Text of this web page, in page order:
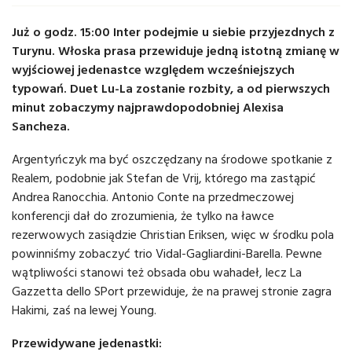
Już o godz. 15:00 Inter podejmie u siebie przyjezdnych z
Turynu. Włoska prasa przewiduje jedną istotną zmianę w
wyjściowej jedenastce względem wcześniejszych
typowań. Duet Lu-La zostanie rozbity, a od pierwszych
minut zobaczymy najprawdopodobniej Alexisa
Sancheza.
Argentyńczyk ma być oszczędzany na środowe spotkanie z
Realem, podobnie jak Stefan de Vrij, którego ma zastąpić
Andrea Ranocchia. Antonio Conte na przedmeczowej
konferencji dał do zrozumienia, że tylko na ławce
rezerwowych zasiądzie Christian Eriksen, więc w środku pola
powinniśmy zobaczyć trio Vidal-Gagliardini-Barella. Pewne
wątpliwości stanowi też obsada obu wahadeł, lecz La
Gazzetta dello SPort przewiduje, że na prawej stronie zagra
Hakimi, zaś na lewej Young.
Przewidywane jedenastki: